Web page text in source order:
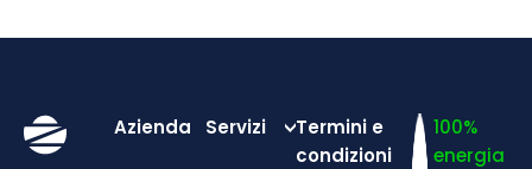
Azienda Servizi
Termini e
condizioni
100%
energia